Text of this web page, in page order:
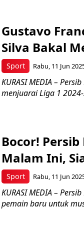
Sport
Gustavo
Silva Bakal
Rabu, 11 Jun
KURASI MEDIA –
menjuarai Liga 1
Sport
Bocor!
Malam Ini,
Rabu, 11 Jun
KURASI MEDIA –
pemain baru untuk